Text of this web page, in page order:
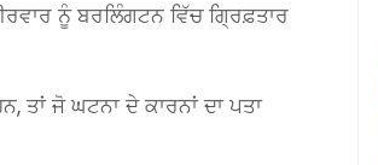
ਨੂੰ ਬਰਲਿੰਗਟਨ ਵਿੱਚ ਗ੍ਰਿਫ਼ਤਾਰ
ਤਾਂ ਜੋ ਘਟਨਾ ਦੇ ਕਾਰਨਾਂ ਦਾ ਪਤਾ